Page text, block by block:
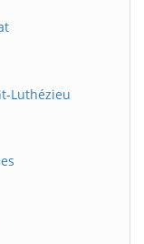
Luthézieu